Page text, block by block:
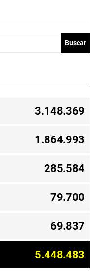
3.148.369
1.864.993
285.584
79.700
69.837
5.448.483